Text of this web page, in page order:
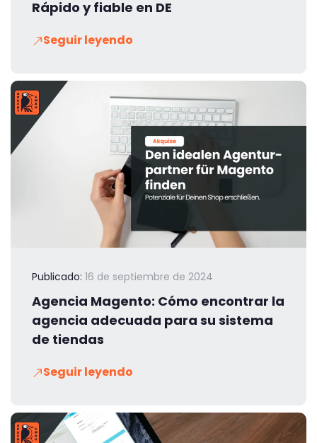
Rápido y fiable en DE
Seguir leyendo
Publicado: 16 de septiembre de 2024
Agencia Magento: Cómo encontrar la
agencia adecuada para su sistema
de tiendas
Seguir leyendo